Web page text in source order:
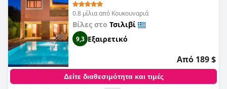
0.8 μίλια από Κουκουναριά
Βίλες στο Τσιλιβί
9,3 Εξαιρετικό
Από 189 $
Δείτε διαθεσιμότητα και τιμές